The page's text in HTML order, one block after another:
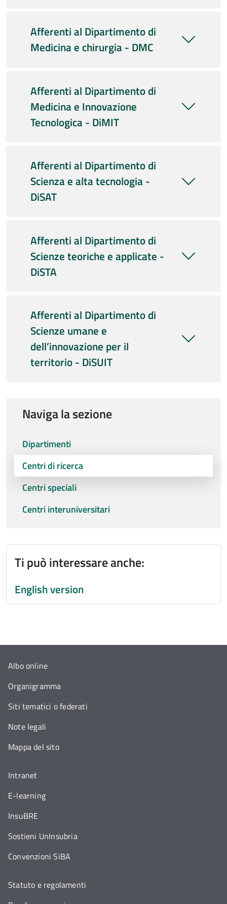
Afferenti al Dipartimento di
Medicina e chirurgia - DMC
Afferenti al Dipartimento di
Medicina e Innovazione
Tecnologica - DiMIT
Afferenti al Dipartimento di
Scienza e alta tecnologia -
DiSAT
Afferenti al Dipartimento di
Scienze teoriche e applicate -
DiSTA
Afferenti al Dipartimento di
Scienze umane e
dell’innovazione per il
territorio - DiSUIT
Naviga la sezione
Dipartimenti
Centri di ricerca
Centri speciali
Centri interuniversitari
Ti può interessare anche:
English version
Albo online
Organigramma
Siti tematici o federati
Note legali
Mappa del sito
Intranet
E-learning
InsuBRE
Sostieni UnInsubria
Convenzioni SiBA
Statuto e regolamenti